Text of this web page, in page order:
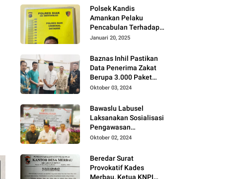
Sumberjo
Polsek Kandis
Amankan Pelaku
Pencabulan Terhadap
Dua Anak Kakak-
Gereja
Januari 20, 2025
Baznas Inhil Pastikan
Data Penerima Zakat
Berupa 3.000 Paket
Premium Boxs Sudah
Oktober 03, 2024
Bawaslu Labusel
Laksanakan Sosialisasi
Pengawasan
Partisipatif kepada
Pemuda Dan Agama
Pada pilkada Serentak
2024
Oktober 02, 2024
Beredar Surat
Provokatif Kades
Merbau, Ketua KNPI